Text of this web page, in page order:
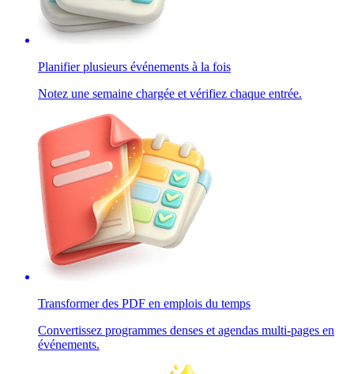
Planifier plusieurs événements à la fois
Notez une semaine chargée et vérifiez chaque entrée.
Transformer des PDF en emplois du temps
Convertissez programmes denses et agendas multi-pages en
événements.